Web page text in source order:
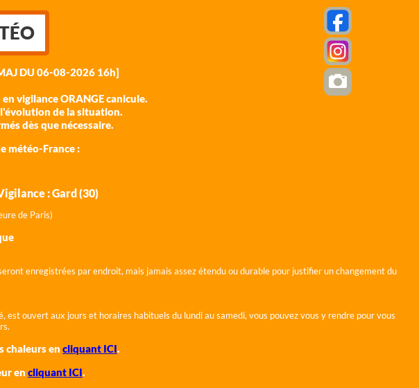
DU 06-08-2026 16h]
vigilance ORANGE canicule.
de la situation.
dès que nécessaire.
météo-France :
: Gard (30)
de Paris)
enregistrées par endroit, mais jamais assez étendu ou durable pour justifier un changement du
ouvert aux jours et horaires habituels du lundi au samedi, vous pouvez vous y rendre pour vous
chaleurs en cliquant ICI.
en cliquant ICI.